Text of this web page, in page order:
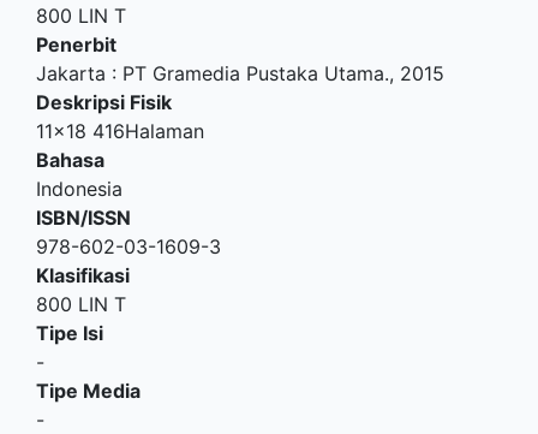
800 LIN T
Penerbit
Jakarta : PT Gramedia Pustaka Utama., 2015
Deskripsi Fisik
11x18 416Halaman
Bahasa
Indonesia
ISBN/ISSN
978-602-03-1609-3
Klasifikasi
800 LIN T
Tipe Isi
-
Tipe Media
-